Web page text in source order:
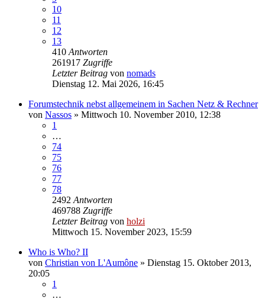
10
11
12
13
410 Antworten
261917 Zugriffe
Letzter Beitrag von nomads
Dienstag 12. Mai 2026, 16:45
Forumstechnik nebst allgemeinem in Sachen Netz & Rechner
von Nassos » Mittwoch 10. November 2010, 12:38
1
…
74
75
76
77
78
2492 Antworten
469788 Zugriffe
Letzter Beitrag von holzi
Mittwoch 15. November 2023, 15:59
Who is Who? II
von Christian von L'Aumône » Dienstag 15. Oktober 2013,
20:05
1
…